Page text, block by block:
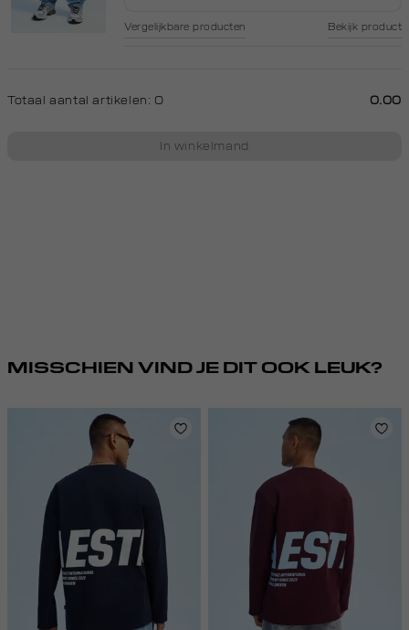
Vergelijkbare producten Bekijk product
Totaal aantal artikelen: 0 0.00
In winkelmand
MISSCHIEN VIND JE DIT OOK LEUK?